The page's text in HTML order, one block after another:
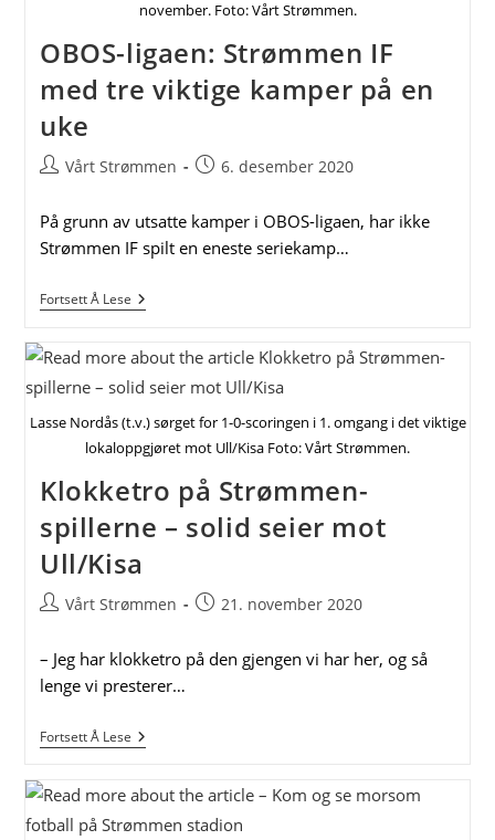
november. Foto: Vårt Strømmen.
OBOS-ligaen: Strømmen IF
med tre viktige kamper på en
uke
PostVårt Strømmen
Post6. desember 2020
På grunn av utsatte kamper i OBOS-ligaen, har ikke
Strømmen IF spilt en eneste seriekamp…
Fortsett Å LeseOBOS-
Ligaen:
IF
Med
Tre
Kamper
På
En
Lasse Nordås (t.v.) sørget for 1-0-scoringen i 1. omgang i det viktige
lokaloppgjøret mot Ull/Kisa Foto: Vårt Strømmen.
Klokketro på Strømmen-
spillerne – solid seier mot
Ull/Kisa
PostVårt Strømmen
Post21. november 2020
– Jeg har klokketro på den gjengen vi har her, og så
lenge vi presterer…
Fortsett Å LeseKlokketro
På
Spillerne
–
Solid